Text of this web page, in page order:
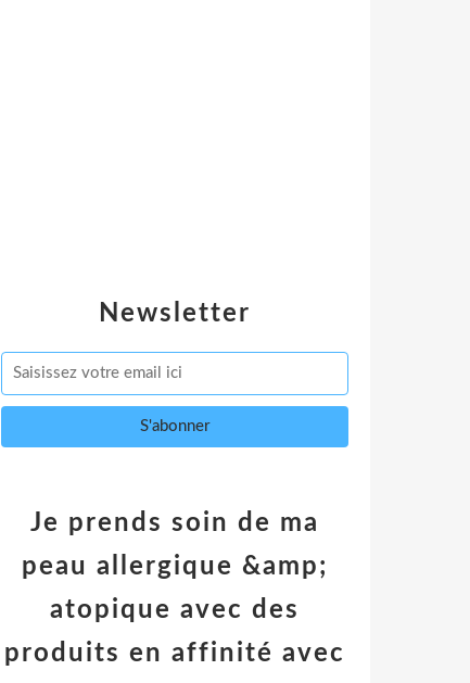
Newsletter
Je prends soin de ma
peau allergique &amp;
atopique avec des
produits en affinité avec